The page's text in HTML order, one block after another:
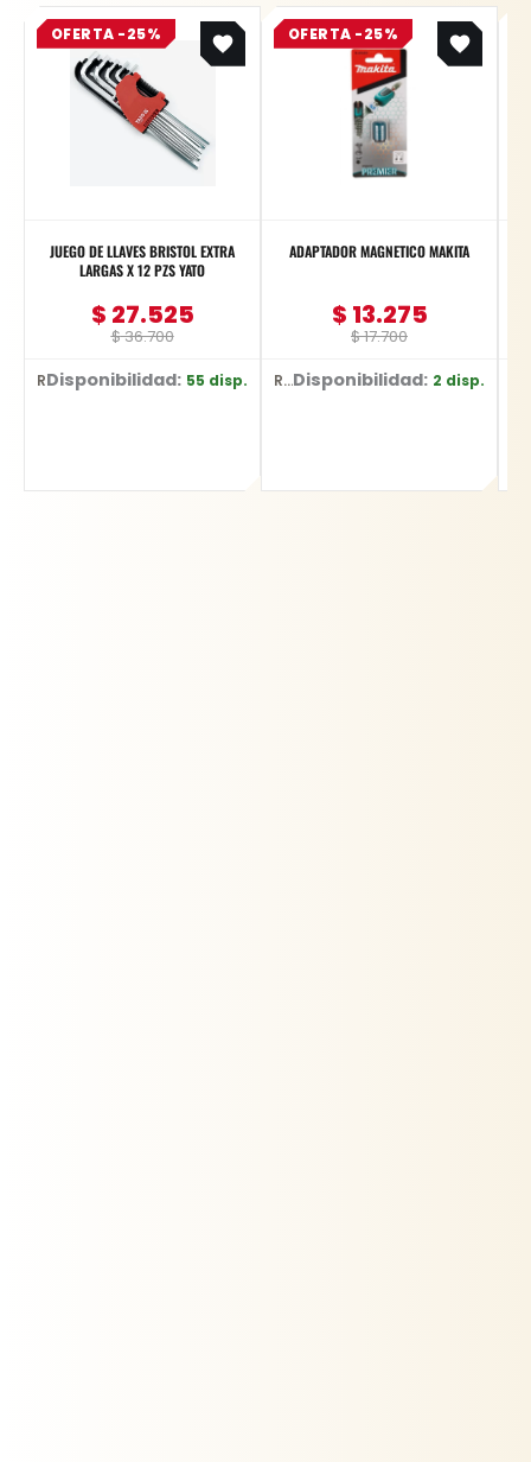
OFERTA -25%
JUEGO DE LLAVES BRISTOL EXTRA
LARGAS X 12 PZS YATO
$36.700
Original
price
was:
$ 36.700.
$ 27.525
Current
price
is:
$ 27.525.
Ref: YT-5836
Disponibilidad: 55 disp.
OFERTA -25%
ADAPTADOR MAGNETICO MAKITA
$17.700
Original
price
was:
$ 17.700.
$ 13.275
Current
price
is:
$ 13.275.
Ref: E-03442Disponibilidad: 2 disp.